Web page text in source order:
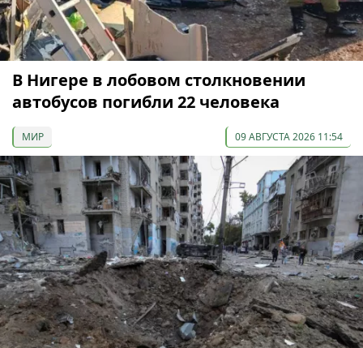
В Нигере в лобовом столкновении
автобусов погибли 22 человека
МИР 09 АВГУСТА 2026 11:54